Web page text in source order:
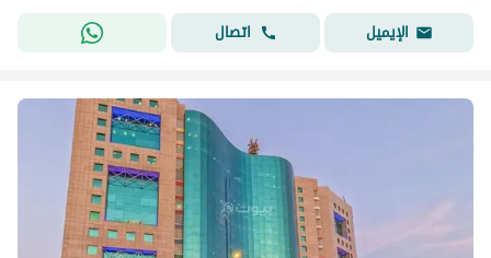
الإيميل
اتصال